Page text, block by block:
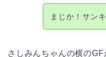
まじか！サン
さしみんちゃんの横の